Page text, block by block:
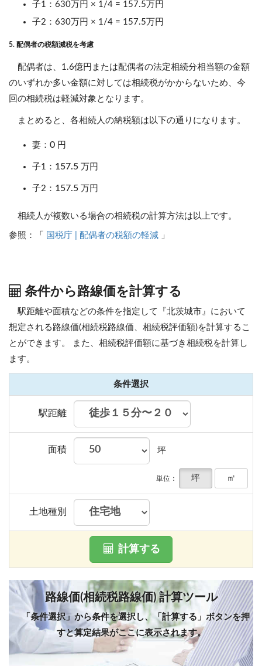
子1：630万円 × 1/4 = 157.5万円
子2：630万円 × 1/4 = 157.5万円
5. 配偶者の税額減税を考慮
配偶者は、1.6億円または配偶者の法定相続分相当額の金額
のいずれか多い金額に対しては相続税がかからないため、今
回の相続税は軽減対象となります。
まとめると、各相続人の納税額は以下の通りになります。
妻： 0 円
子1： 157.5 万円
子2： 157.5 万円
相続人が複数いる場合の相続税の計算方法は以上です。
参照：「 国税庁 | 配偶者の税額の軽減 」
条件から路線価を計算する
駅距離や面積などの条件を指定して『北茨城市』において
想定される路線価(相続税路線価、相続税評価額)を計算するこ
とができます。
また、相続税評価額に基づき相続税を計算し
ます。
条件選択
駅距離
面積 坪
単位： 坪 ㎡
土地種別
計算する
路線価(相続税路線価) 計算ツール
「条件選択」から条件を選択し、「計算する」ボタンを押
すと算定結果がここに表示されます。